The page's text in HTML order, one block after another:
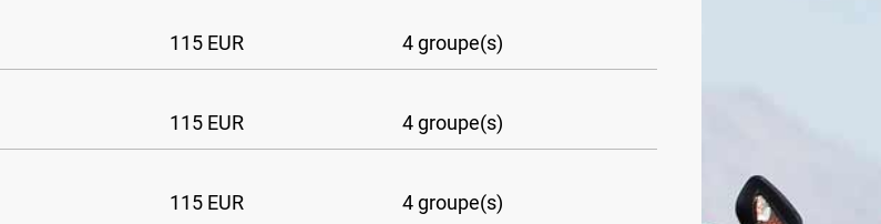
115 EUR 4 groupe(s)
115 EUR 4 groupe(s)
115 EUR 4 groupe(s)